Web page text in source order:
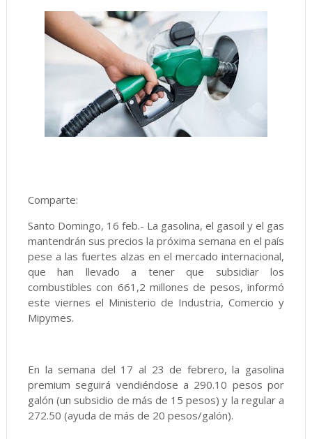
Comparte:
Santo Domingo, 16 feb.- La gasolina, el gasoil y el gas
mantendrán sus precios la próxima semana en el país
pese a las fuertes alzas en el mercado internacional,
que han llevado a tener que subsidiar los
combustibles con 661,2 millones de pesos, informó
este viernes el Ministerio de Industria, Comercio y
Mipymes.
En la semana del 17 al 23 de febrero, la gasolina
premium seguirá vendiéndose a 290.10 pesos por
galón (un subsidio de más de 15 pesos) y la regular a
272.50 (ayuda de más de 20 pesos/galón).